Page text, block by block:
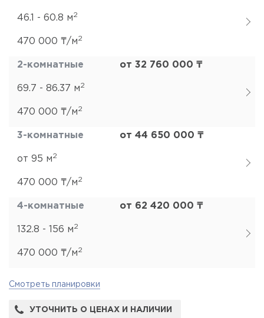
46.1 - 60.8 м2
470 000 ₸/м2
2-комнатные от 32 760 000 ₸
69.7 - 86.37 м2
470 000 ₸/м2
3-комнатные от 44 650 000 ₸
от 95 м2
470 000 ₸/м2
4-комнатные от 62 420 000 ₸
132.8 - 156 м2
470 000 ₸/м2
Смотреть планировки
УТОЧНИТЬ О ЦЕНАХ И НАЛИЧИИ